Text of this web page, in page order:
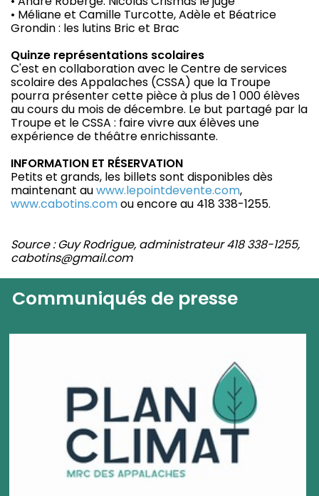
• Méliane et Camille Turcotte, Adèle et Béatrice
Grondin : les lutins Bric et Brac
Quinze représentations scolaires
C'est en collaboration avec le Centre de services
scolaire des Appalaches (CSSA) que la Troupe
pourra présenter cette pièce à plus de 1 000 élèves
au cours du mois de décembre. Le but partagé par la
Troupe et le CSSA : faire vivre aux élèves une
expérience de théâtre enrichissante.
INFORMATION ET RÉSERVATION
Petits et grands, les billets sont disponibles dès
maintenant auwww.lepointdevente.com,
www.cabotins.comou encore au 418 338-1255.
Source : Guy Rodrigue, administrateur 418 338-1255,
cabotins@gmail.com
Communiqués de presse